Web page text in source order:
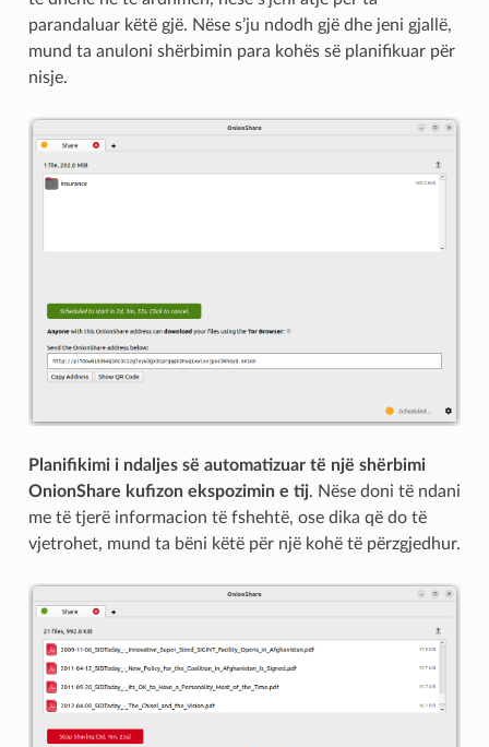
parandaluar këtë gjë. Nëse s’ju ndodh gjë dhe jeni gjallë,
mund ta anuloni shërbimin para kohës së planifikuar për
nisje.
Planifikimi i ndaljes së automatizuar të një shërbimi
OnionShare kufizon ekspozimin e tij. Nëse doni të ndani
me të tjerë informacion të fshehtë, ose dika që do të
vjetrohet, mund ta bëni këtë për një kohë të përzgjedhur.